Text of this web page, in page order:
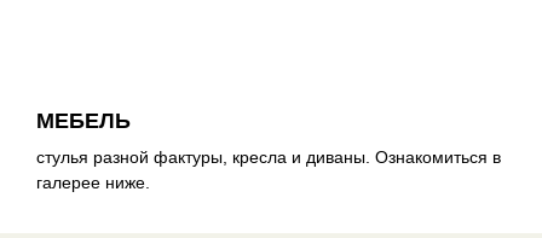
МЕБЕЛЬ
стулья разной фактуры, кресла и диваны. Ознакомиться в
галерее ниже.